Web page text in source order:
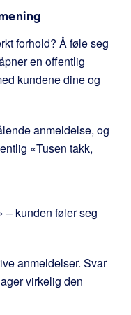
forhold? Å føle seg
en offentlig
kundene dine og
anmeldelse, og
«Tusen takk,
– kunden føler seg
anmeldelser. Svar
virkelig den